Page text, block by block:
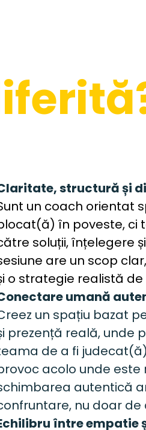
structură și
un coach orientat
în poveste, ci
soluții, înțelegere
are un scop
o strategie realistă
umană
un spațiu bazat
prezență reală, unde
de a fi
acolo unde
autentică
nu doar de
între empatie